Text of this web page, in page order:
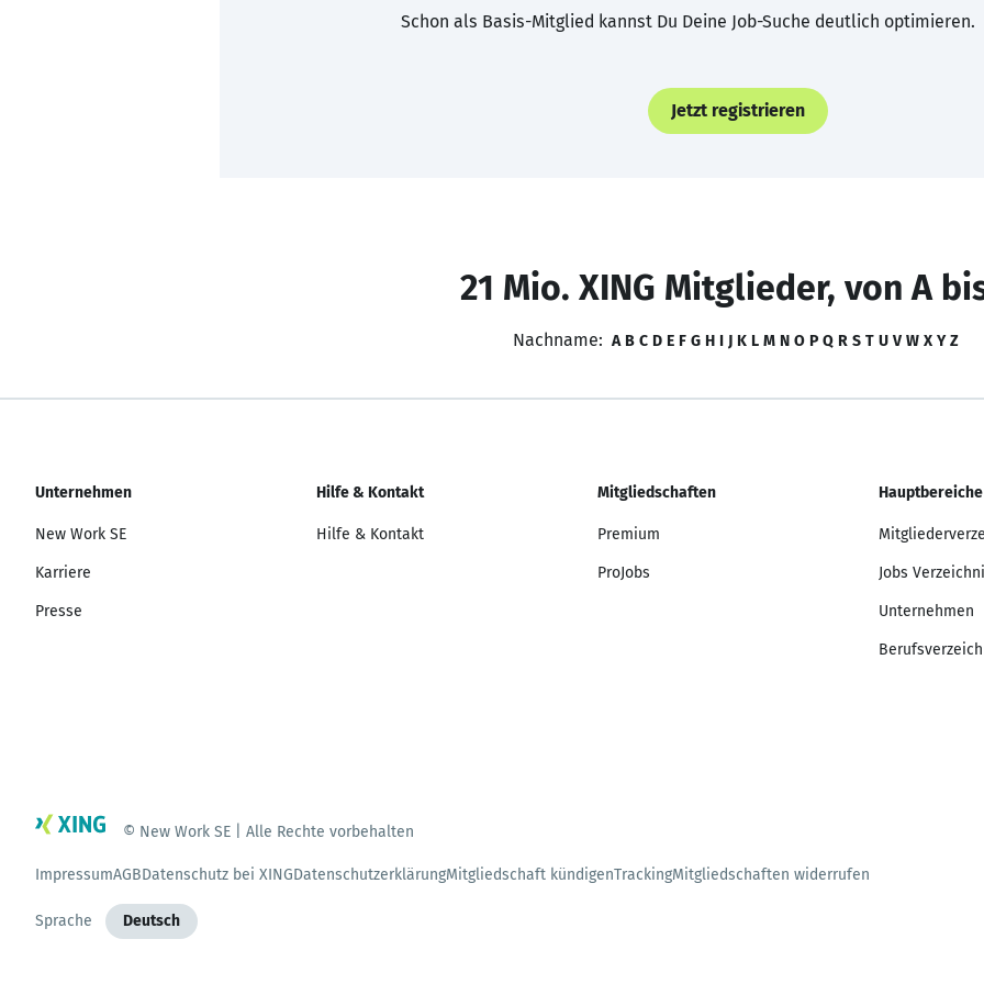
Schon als Basis-Mitglied kannst Du Deine Job-Suche deutlich optimieren.
Jetzt registrieren
21 Mio. XING Mitglieder, von A
Nachname: A B C D E F G H I J K L M N O P Q R S T U V W X Y Z
Unternehmen
New Work SE
Karriere
Presse
Hilfe & Kontakt
Hilfe & Kontakt
Mitgliedschaften
Premium
ProJobs
Hauptbereiche
Jobs
Unternehmen
© New Work SE | Alle Rechte vorbehalten
ImpressumAGBDatenschutz bei XINGDatenschutzerklärungMitgliedschaft kündigenTrackingMitgliedschaften widerrufen
Sprache Deutsch